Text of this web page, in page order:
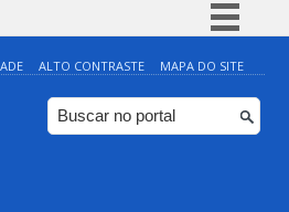
Simplifique!
Comunica BR
Participe
ALTO CONTRASTE MAPA DO SITE